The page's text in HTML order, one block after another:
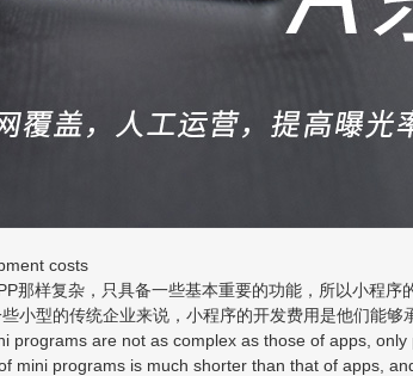
costs
那样复杂，只具备一些基本重要的功能，所以小程
小型的传统企业来说，小程序的开发费用是他们能够
programs are not as complex as those of apps,
mini programs is much shorter than that of apps,